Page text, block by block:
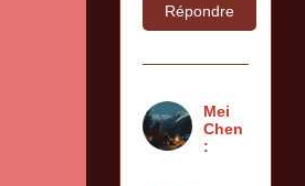
Répondre
Mei
Chen
: